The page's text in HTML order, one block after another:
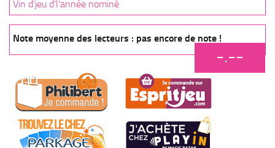
Vin d'jeu d'l'année nominé
Note moyenne des lecteurs : pas encore de note !
-.--